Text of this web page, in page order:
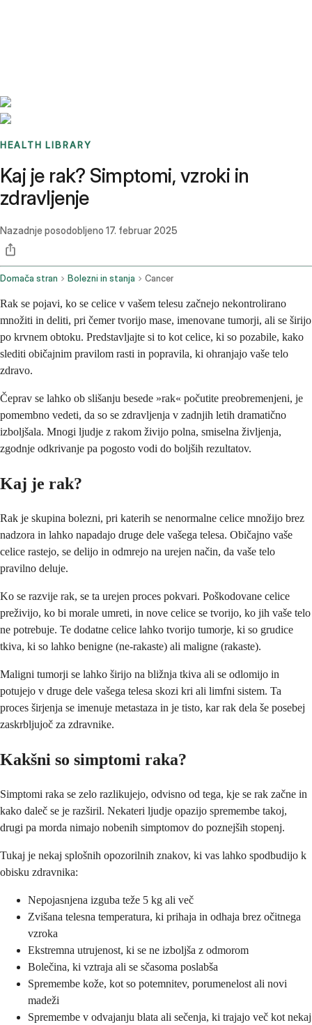
HEALTH LIBRARY
Kaj je rak? Simptomi, vzroki in
zdravljenje
Nazadnje posodobljeno 17. februar 2025
Domača stran Bolezni in stanja Cancer
Rak se pojavi, ko se celice v vašem telesu začnejo nekontrolirano
množiti in deliti, pri čemer tvorijo mase, imenovane tumorji, ali se širijo
po krvnem obtoku. Predstavljajte si to kot celice, ki so pozabile, kako
slediti običajnim pravilom rasti in popravila, ki ohranjajo vaše telo
zdravo.
Čeprav se lahko ob slišanju besede »rak« počutite preobremenjeni, je
pomembno vedeti, da so se zdravljenja v zadnjih letih dramatično
izboljšala. Mnogi ljudje z rakom živijo polna, smiselna življenja,
zgodnje odkrivanje pa pogosto vodi do boljših rezultatov.
Kaj je rak?
Rak je skupina bolezni, pri katerih se nenormalne celice množijo brez
nadzora in lahko napadajo druge dele vašega telesa. Običajno vaše
celice rastejo, se delijo in odmrejo na urejen način, da vaše telo
pravilno deluje.
Ko se razvije rak, se ta urejen proces pokvari. Poškodovane celice
preživijo, ko bi morale umreti, in nove celice se tvorijo, ko jih vaše telo
ne potrebuje. Te dodatne celice lahko tvorijo tumorje, ki so grudice
tkiva, ki so lahko benigne (ne-rakaste) ali maligne (rakaste).
Maligni tumorji se lahko širijo na bližnja tkiva ali se odlomijo in
potujejo v druge dele vašega telesa skozi kri ali limfni sistem. Ta
proces širjenja se imenuje metastaza in je tisto, kar rak dela še posebej
zaskrbljujoč za zdravnike.
Kakšni so simptomi raka?
Simptomi raka se zelo razlikujejo, odvisno od tega, kje se rak začne in
kako daleč se je razširil. Nekateri ljudje opazijo spremembe takoj,
drugi pa morda nimajo nobenih simptomov do poznejših stopenj.
Tukaj je nekaj splošnih opozorilnih znakov, ki vas lahko spodbudijo k
obisku zdravnika:
Nepojasnjena izguba teže 5 kg ali več
Zvišana telesna temperatura, ki prihaja in odhaja brez očitnega
vzroka
Ekstremna utrujenost, ki se ne izboljša z odmorom
Bolečina, ki vztraja ali se sčasoma poslabša
Spremembe kože, kot so potemnitev, porumenelost ali novi
madeži
Spremembe v odvajanju blata ali sečenja, ki trajajo več kot nekaj